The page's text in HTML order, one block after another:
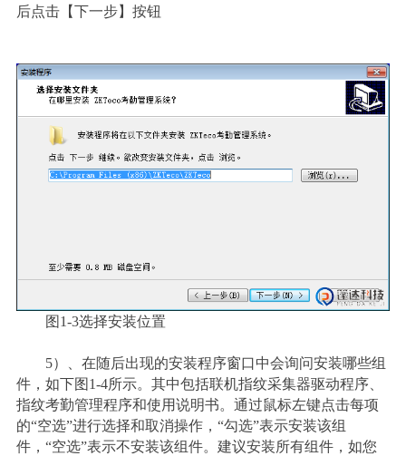
后点击【下一步】按钮
图1-3选择安装位置
5）
、在随后出现的安装程序窗口中会询问安装哪些组
件，如下图1-4所示。其中包括联机指纹采集器驱动程序、
指纹考勤管理程序和使用说明书。通过鼠标左键点击每项
的“空选”进行选择和取消操作，“勾选”表示安装该组
件，“空选”表示不安装该组件。建议安装所有组件，如您